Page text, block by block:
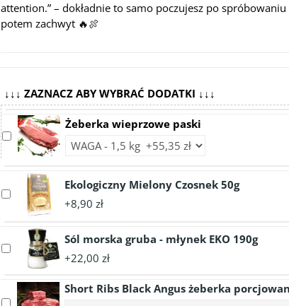
attention.” – dokładnie to samo poczujesz po
potem zachwyt 🔥🍖
↓↓↓ ZAZNACZ ABY WYBRAĆ DODATKI ↓↓↓
Select
accessory
wieprzowe
paski
Żeberka wieprzowe paski
Choose
Żeberka
wieprzowe
Select
accessory
Mielony
Czosnek
Ekologiczny Mielony Czosnek 50g
+8,90 zł
Select
accessory
morska
Sól morska gruba - młynek EKO 190g
+22,00 zł
Select
Short Ribs Black Angus żeberka